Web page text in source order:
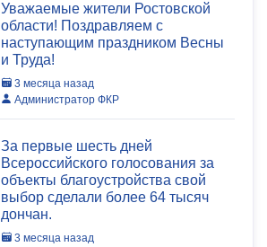
Уважаемые жители Ростовской
области! Поздравляем с
наступающим праздником Весны
и Труда!
3 месяца назад
Администратор ФКР
За первые шесть дней
Всероссийского голосования за
объекты благоустройства свой
выбор сделали более 64 тысяч
дончан.
3 месяца назад